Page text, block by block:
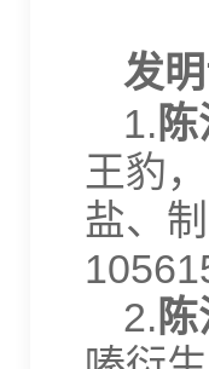
发
1.
王豹
盐、
2.